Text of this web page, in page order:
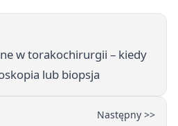
w torakochirurgii – kiedy
lub biopsja
Następny >>